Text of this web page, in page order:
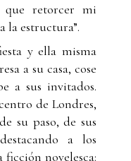
que retorcer mi
la estructura”.
y ella misma
a su casa, cose
a sus invitados.
de Londres,
su paso, de sus
a los
ficción novelesca: